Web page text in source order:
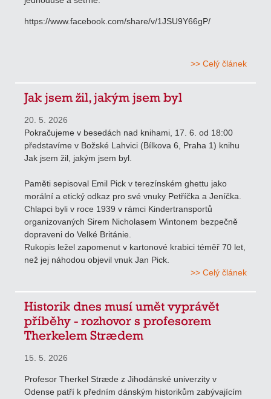
https://www.facebook.com/share/v/1JSU9Y66gP/
>> Celý článek
Jak jsem žil, jakým jsem byl
20. 5. 2026
Pokračujeme v besedách nad knihami, 17. 6. od 18:00
představíme v Božské Lahvici (Bílkova 6, Praha 1) knihu
Jak jsem žil, jakým jsem byl.
Paměti sepisoval Emil Pick v terezínském ghettu jako
morální a etický odkaz pro své vnuky Petříčka a Jeníčka.
Chlapci byli v roce 1939 v rámci Kindertransportů
organizovaných Sirem Nicholasem Wintonem bezpečně
dopraveni do Velké Británie.
Rukopis ležel zapomenut v kartonové krabici téměř 70 let,
než jej náhodou objevil vnuk Jan Pick.
>> Celý článek
Historik dnes musí umět vyprávět
příběhy - rozhovor s profesorem
Therkelem Strædem
15. 5. 2026
Profesor Therkel Stræde z Jihodánské univerzity v
Odense patří k předním dánským historikům zabývajícím